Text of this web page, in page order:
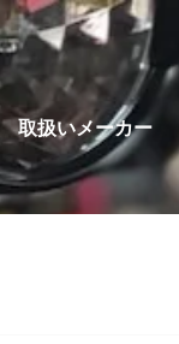
取扱いメーカー